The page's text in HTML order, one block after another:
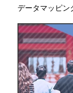
データマッピン